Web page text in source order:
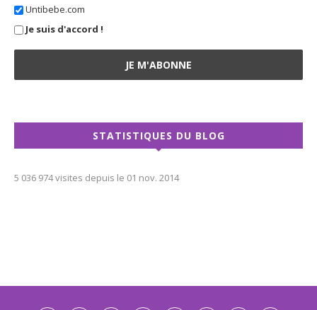
Untibebe.com
Je suis d'accord !
STATISTIQUES DU BLOG
5 036 974 visites depuis le 01 nov. 2014